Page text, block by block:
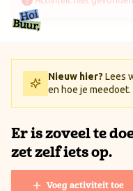
Ga naar inhoud / Skip to
Nieuw hier? Lees
en hoe je meedoet.
Er is zoveel te
zet zelf iets op.
Voeg activiteit toe